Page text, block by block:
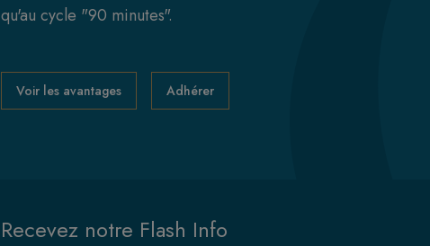
qu'au cycle "90 minutes".
Voir les avantages Adhérer
Recevez notre Flash Info